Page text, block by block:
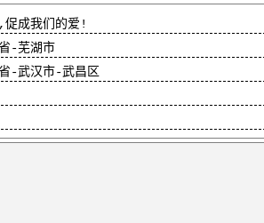
促成我们的爱!
-芜湖市
-武汉市-武昌区